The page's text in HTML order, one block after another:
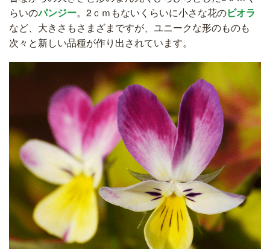
らいのパンジー。2ｃｍもないくらいに小さな花のビオラ
など、大きさもさまざまですが、ユニークな形のものも
次々と新しい品種が作り出されています。